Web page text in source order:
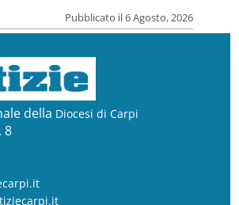
Pubblicato il 6 Agosto, 2026
della Diocesi di Carpi
8